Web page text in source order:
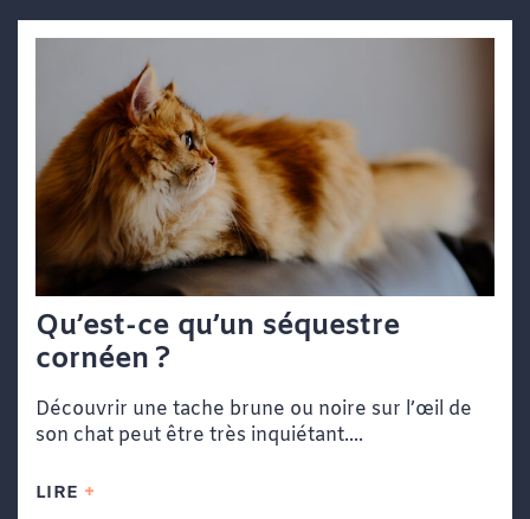
Qu’est-ce qu’un séquestre
cornéen ?
Découvrir une tache brune ou noire sur l’œil de
son chat peut être très inquiétant....
LIRE